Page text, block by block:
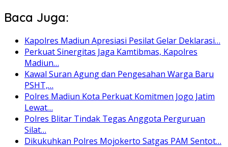
Baca Juga:
Kapolres Madiun Apresiasi Pesilat Gelar Deklarasi…
Perkuat Sinergitas Jaga Kamtibmas, Kapolres
Madiun…
Kawal Suran Agung dan Pengesahan Warga Baru
PSHT,…
Polres Madiun Kota Perkuat Komitmen Jogo Jatim
Lewat…
Polres Blitar Tindak Tegas Anggota Perguruan
Silat…
Dikukuhkan Polres Mojokerto Satgas PAM Sentot…